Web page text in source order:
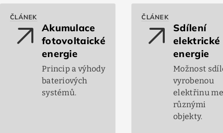
ČLÁNEK
arrow_outward
Akumulace
fotovoltaické
energie
Princip a výhody
bateriových
systémů.
ČLÁNEK
arrow_outwardSdílení
elektrické
energie
Možnost
vyrobenou
elektřinu
různými
objekty.